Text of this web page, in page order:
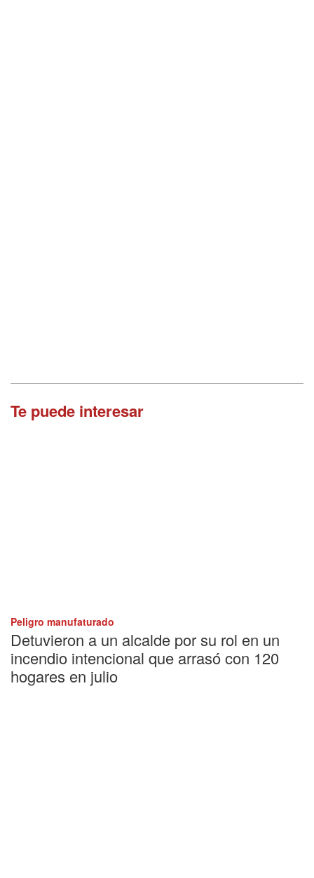
Te puede interesar
Peligro manufaturado
Detuvieron a un alcalde por su rol en un
incendio intencional que arrasó con 120
hogares en julio